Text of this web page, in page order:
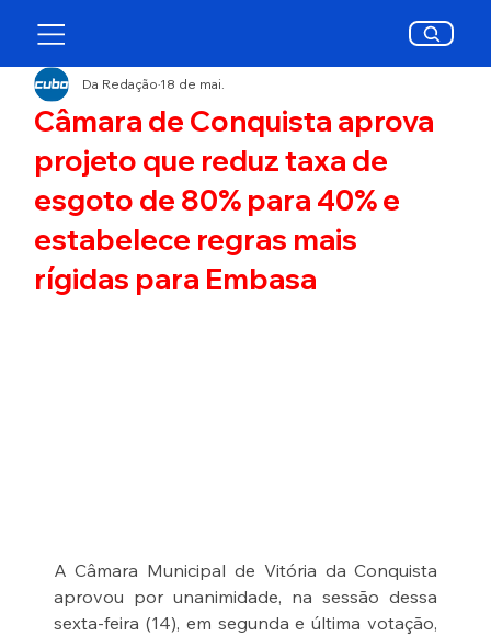
Câmara de Conquista aprova
projeto que reduz taxa de
esgoto de 80% para 40% e
estabelece regras mais
rígidas para Embasa
Da Redação18 de mai.
A Câmara Municipal de Vitória da Conquista
aprovou por unanimidade, na sessão dessa
sexta-feira (14), em segunda e última votação,